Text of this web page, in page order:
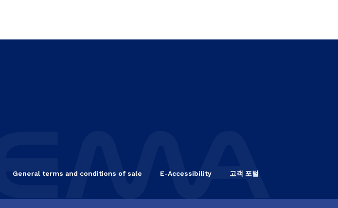
General terms and conditions of sale E-Accessibility 고객 포털